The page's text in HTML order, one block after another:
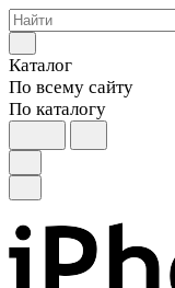
Каталог
По всему сайту
По каталогу